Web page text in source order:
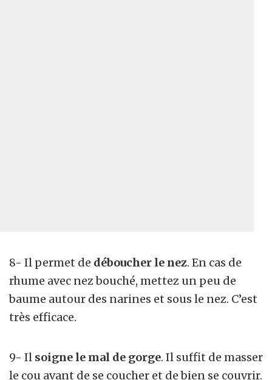
8- Il permet de déboucher le nez. En cas de
rhume avec nez bouché, mettez un peu de
baume autour des narines et sous le nez. C’est
très efficace.
9- Il soigne le mal de gorge. Il suffit de masser
le cou avant de se coucher et de bien se couvrir.